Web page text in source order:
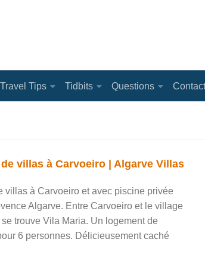
Travel Tips Tidbits Questions Contact
villas à Carvoeiro | Algarve Villas
villas à Carvoeiro et avec piscine privée
Algarve. Entre Carvoeiro et le village
trouve Vila Maria. Un logement de
6 personnes. Délicieusement caché